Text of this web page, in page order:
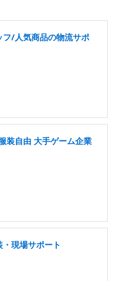
/人気商品の物流サポ
装自由 大手ゲーム企業
現場サポート